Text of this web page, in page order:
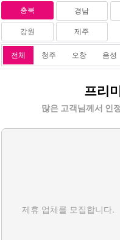
충북 경남
강원 제주
전체 청주 오창 음성
타
프리
많은 고객님께서 인
제휴 업체를 모집합니다.